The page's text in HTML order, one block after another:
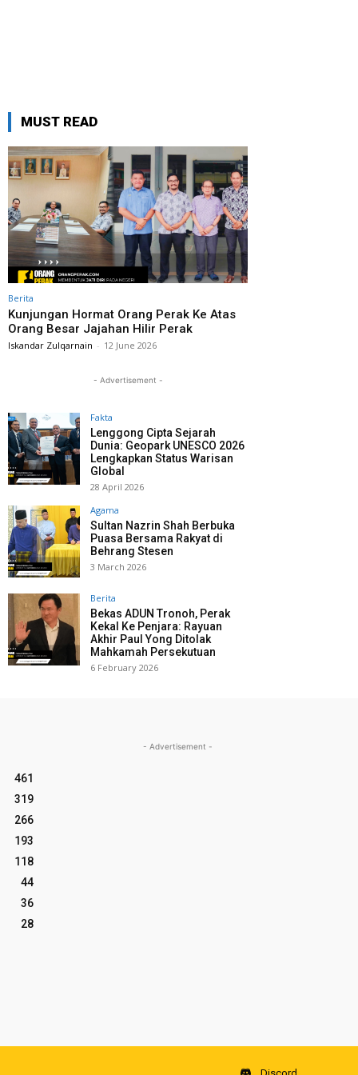
MUST READ
Berita
Kunjungan Hormat Orang Perak Ke Atas
Orang Besar Jajahan Hilir Perak
Iskandar Zulqarnain - 12 June 2026
- Advertisement -
Fakta
Lenggong Cipta Sejarah
Dunia: Geopark UNESCO 2026
Lengkapkan Status Warisan
Global
28 April 2026
Agama
Sultan Nazrin Shah Berbuka
Puasa Bersama Rakyat di
Behrang Stesen
3 March 2026
Berita
Bekas ADUN Tronoh, Perak
Kekal Ke Penjara: Rayuan
Akhir Paul Yong Ditolak
Mahkamah Persekutuan
6 February 2026
461
319
266
193
118
44
36
28
- Advertisement -